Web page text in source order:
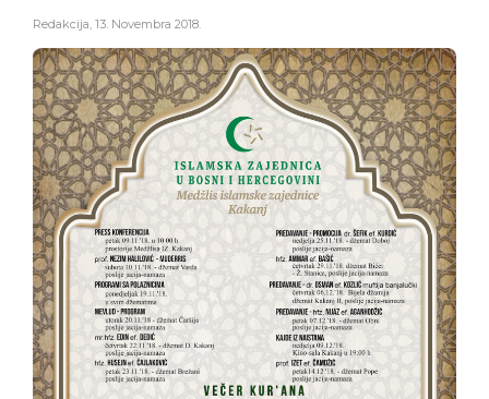
Redakcija, 13. Novembra 2018.